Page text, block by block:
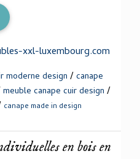
xxl-luxembourg.com
moderne design /canape
meuble canape cuir design /
canape made in design
en bois en